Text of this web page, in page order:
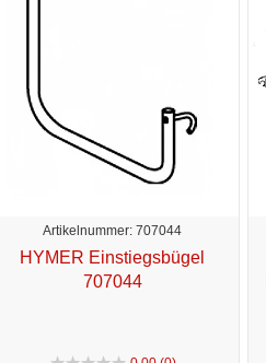
Artikelnummer: 707044
HYMER Einstiegsbügel
707044